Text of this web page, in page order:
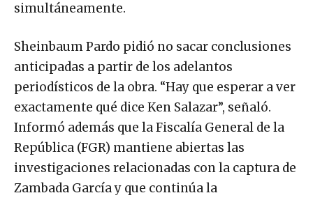
simultáneamente.
Sheinbaum Pardo pidió no sacar conclusiones
anticipadas a partir de los adelantos
periodísticos de la obra. “Hay que esperar a ver
exactamente qué dice Ken Salazar”, señaló.
Informó además que la Fiscalía General de la
República (FGR) mantiene abiertas las
investigaciones relacionadas con la captura de
Zambada García y que continúa la